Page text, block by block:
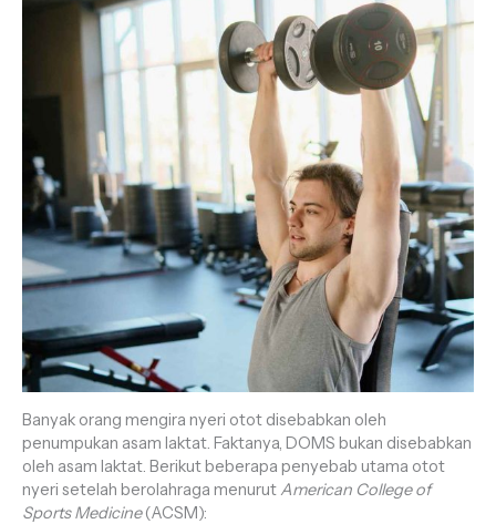
Banyak orang mengira nyeri otot disebabkan oleh
penumpukan asam laktat. Faktanya, DOMS bukan disebabkan
oleh asam laktat. Berikut beberapa penyebab utama otot
nyeri setelah berolahraga menurut American College of
Sports Medicine(ACSM):